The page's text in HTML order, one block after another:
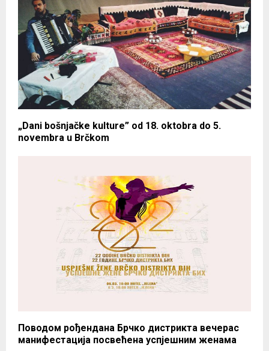
„Dani bošnjačke kulture” od 18. oktobra do 5.
novembra u Brčkom
Поводом рођендана Брчко дистрикта вечерас
манифестација посвећена успјешним женама